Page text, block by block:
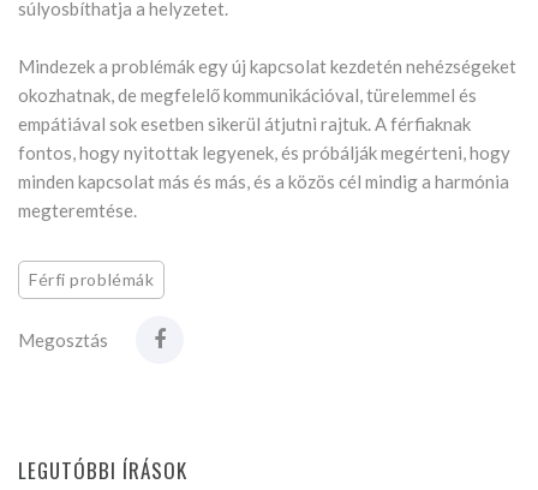
súlyosbíthatja a helyzetet.
Mindezek a problémák egy új kapcsolat kezdetén nehézségeket
okozhatnak, de megfelelő kommunikációval, türelemmel és
empátiával sok esetben sikerül átjutni rajtuk. A férfiaknak
fontos, hogy nyitottak legyenek, és próbálják megérteni, hogy
minden kapcsolat más és más, és a közös cél mindig a harmónia
megteremtése.
Férfi problémák
Megosztás
LEGUTÓBBI ÍRÁSOK